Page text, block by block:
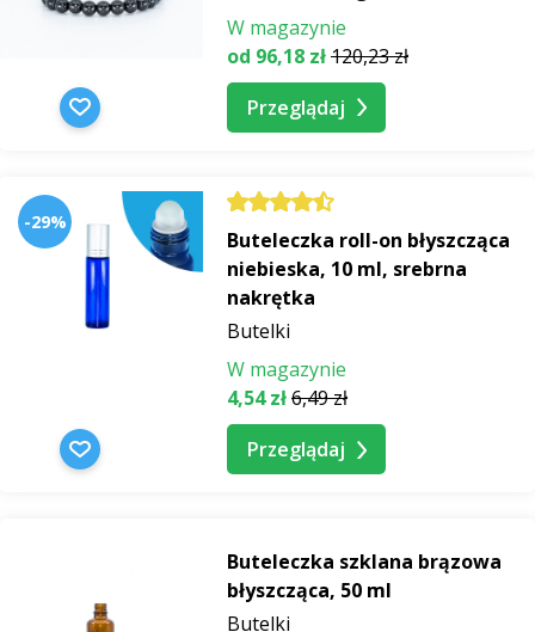
W magazynie
od 96,18 zł120,23 zł
Przeglądaj
-29%
Buteleczka roll-on błyszcząca
niebieska, 10 ml, srebrna
nakrętka
Butelki
W magazynie
4,54 zł6,49 zł
Przeglądaj
Buteleczka szklana brązowa
błyszcząca, 50 ml
Butelki